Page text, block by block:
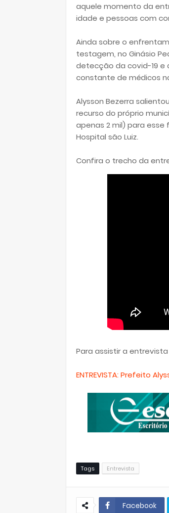
aquele momento da
idade e pessoas com
Ainda sobre o
testagem, no Ginásio
detecção da covid-19 e
constante de médicos
Alysson Bezerra
recurso do próprio
apenas 2 mil) para esse
Hospital são Luiz.
Confira o trecho da
Para assistir a
ENTREVISTA: Prefeito
Tags Entrevista
Facebook